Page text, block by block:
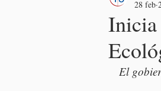
Inicia
28 feb
El